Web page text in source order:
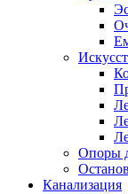
Опоры
Канализация